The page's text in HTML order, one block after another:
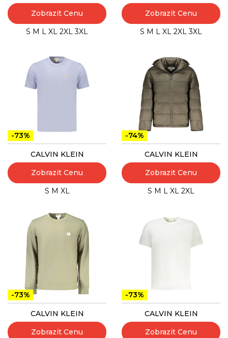
Zobrazit Cenu
S M L XL 2XL 3XL
Zobrazit Cenu
S M L XL 2XL 3XL
-73%
CALVIN KLEIN
Zobrazit Cenu
S M XL
-74%
CALVIN KLEIN
Zobrazit Cenu
S M L XL 2XL
-73%
CALVIN KLEIN
Zobrazit Cenu
-73%
CALVIN KLEIN
Zobrazit Cenu